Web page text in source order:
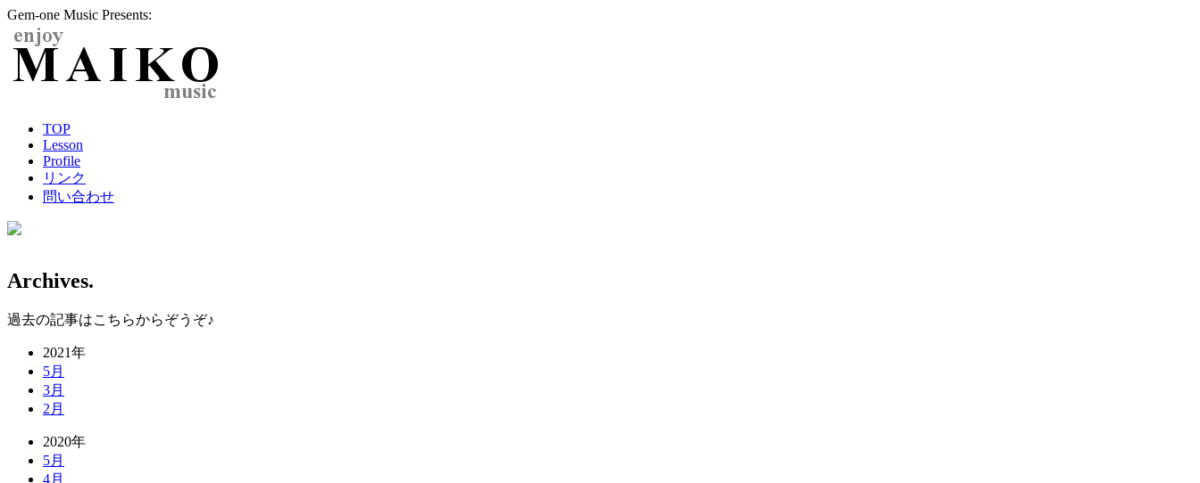
Gem-one Music Presents:
TOP
Lesson
Profile
リンク
問い合わせ
Archives.
過去の記事はこちらからぞうぞ♪
2021年
5月
3月
2月
2020年
5月
4月